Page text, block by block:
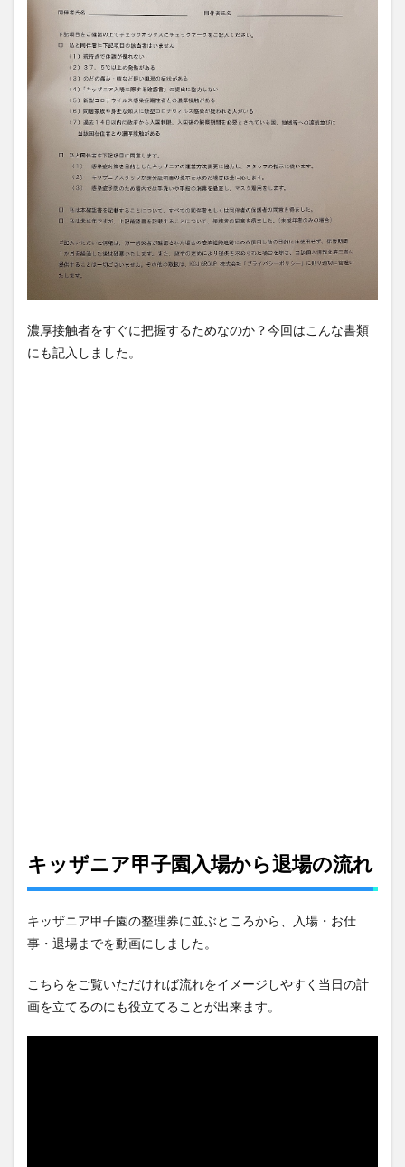
濃厚接触者をすぐに把握するためなのか？今回はこんな書類
にも記入しました。
キッザニア甲子園入場から退場の流れ
キッザニア甲子園の整理券に並ぶところから、入場・お仕
事・退場までを動画にしました。
こちらをご覧いただければ流れをイメージしやすく当日の計
画を立てるのにも役立てることが出来ます。